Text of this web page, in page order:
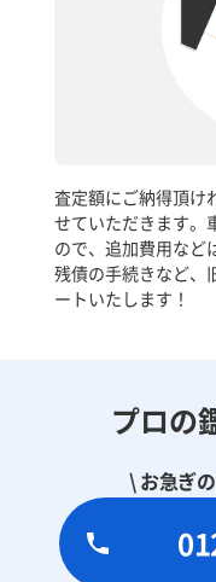
査定額にご納得頂け
せていただきます。
ので、追加費用など
残債の手続きなど、
ートいたします！
プロの
\ お急ぎ